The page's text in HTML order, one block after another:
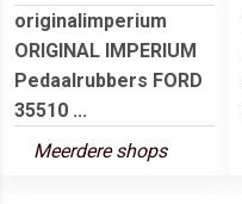
originalimperium
ORIGINAL IMPERIUM
Pedaalrubbers FORD
35510 ...
Meerdere shops